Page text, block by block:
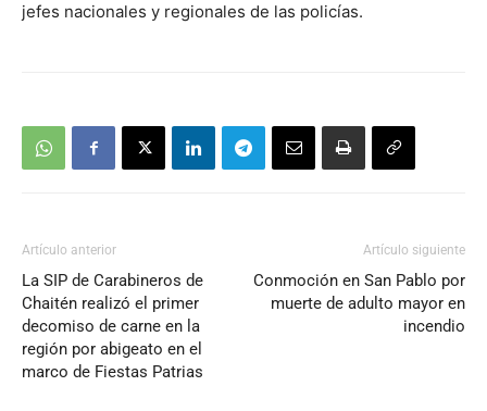
jefes nacionales y regionales de las policías.
Artículo anterior
La SIP de Carabineros de
Chaitén realizó el primer
decomiso de carne en la
región por abigeato en el
marco de Fiestas Patrias
Artículo siguiente
Conmoción en San Pablo por
muerte de adulto mayor en
incendio